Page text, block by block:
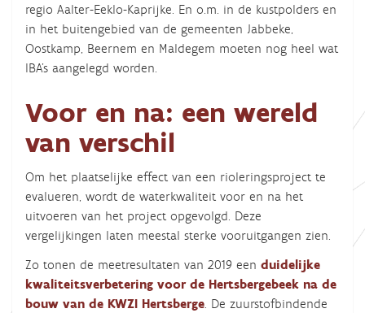
regio Aalter-Eeklo-Kaprijke. En o.m. in de kustpolders en
in het buitengebied van de gemeenten Jabbeke,
Oostkamp, Beernem en Maldegem moeten nog heel wat
IBA’s aangelegd worden.
Voor en na: een wereld
van verschil
Om het plaatselijke effect van een rioleringsproject te
evalueren, wordt de waterkwaliteit voor en na het
uitvoeren van het project opgevolgd. Deze
vergelijkingen laten meestal sterke vooruitgangen zien.
Zo tonen de meetresultaten van 2019 een duidelijke
kwaliteitsverbetering voor de Hertsbergebeek na de
bouw van de KWZI Hertsberge . De zuurstofbindende